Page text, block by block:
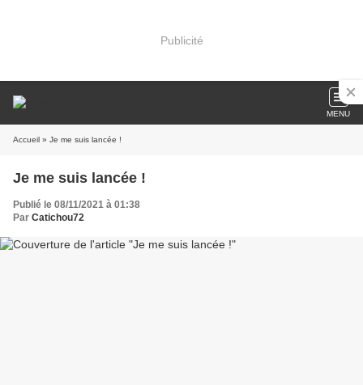
Publicité
MENU
Accueil » Je me suis lancée !
Je me suis lancée !
Publié le 08/11/2021 à 01:38
Par Catichou72